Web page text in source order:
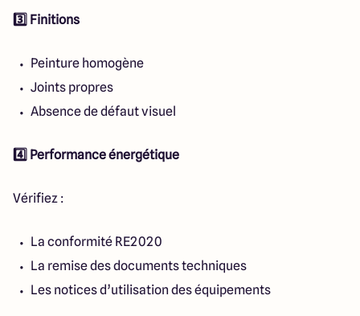
3️⃣ Finitions
Peinture homogène
Joints propres
Absence de défaut visuel
4️⃣ Performance énergétique
Vérifiez :
La conformité RE2020
La remise des documents techniques
Les notices d’utilisation des équipements